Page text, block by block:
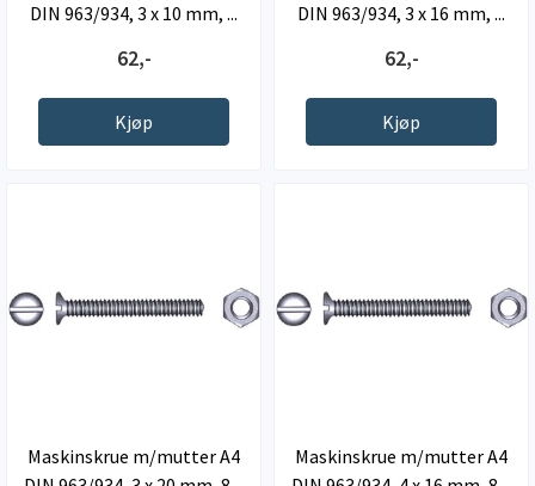
DIN 963/934, 3 x 10 mm, ...
62,-
Kjøp
DIN 963/934, 3 x 16 mm, ...
62,-
Kjøp
Maskinskrue m/mutter A4
Maskinskrue m/mutter A4